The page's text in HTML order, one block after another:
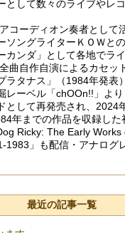
として数々のライブやレ
コーディオン奏者として
ソングライターＫＯＷと
カンダ」として各地でライ
曲自作自演によるカセッ
ラタナス」（1984年発表
レーベル「chOOn!!」よ
として再発売され、2024
年までの作品を収録した
Ricky: The Early
​1983」も配信・アナログ
最近の記事一覧